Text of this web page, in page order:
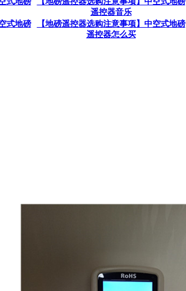
遥控器音乐
式地磅
【地磅遥控器选购注意事项】中空式地磅
遥控器怎么买